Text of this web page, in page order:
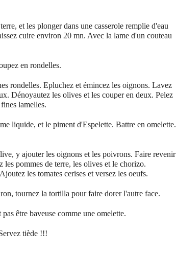
et les plonger dans une casserole remplie d'eau
cuire environ 20 mn. Avec la lame d'un couteau
en rondelles.
rondelles. Epluchez et émincez les oignons. Lavez
Dénoyautez les olives et les couper en deux. Pelez
lamelles.
liquide, et le piment d'Espelette. Battre en omelette.
y ajouter les oignons et les poivrons. Faire revenir
pommes de terre, les olives et le chorizo.
les tomates cerises et versez les oeufs.
tournez la tortilla pour faire dorer l'autre face.
être baveuse comme une omelette.
tiède !!!